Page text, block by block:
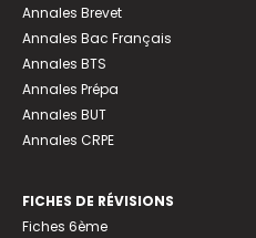
Annales Brevet
Annales Bac Français
Annales BTS
Annales Prépa
Annales BUT
Annales CRPE
FICHES DE RÉVISIONS
Fiches 6ème